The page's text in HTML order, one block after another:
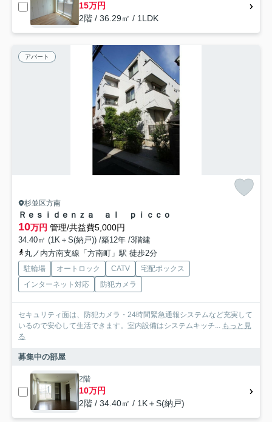
15万円
2階 / 36.29㎡ / 1LDK
アパート
杉並区方南
Ｒｅｓｉｄｅｎｚａ ａｌ ｐｉｃｃｏ
10万円 管理/共益費5,000円
34.40㎡ (1K＋S(納戸)) /築12年 /3階建
丸ノ内方南支線「方南町」駅 徒歩2分
駐輪場 オートロック CATV
宅配ボックス
インターネット対応
防犯カメラ
セキュリティ面は、防犯カメラ・24時間緊急通報システムなど充実して
いるので安心して生活できます。室内設備はシステムキッチ... もっと見
る
募集中の部屋
2階
10万円
2階 / 34.40㎡ / 1K＋S(納戸)